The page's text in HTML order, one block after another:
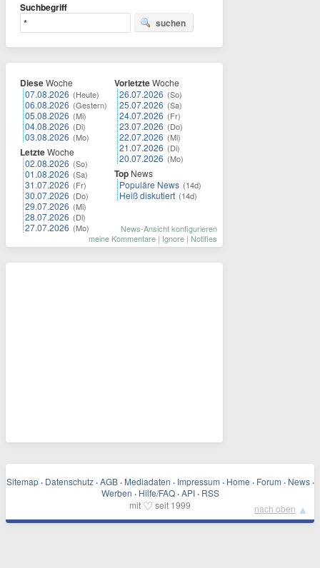
Suchbegriff
suchen
DieseWoche
07.08.2026 (Heute)
06.08.2026 (Gestern)
05.08.2026 (Mi)
04.08.2026 (Di)
03.08.2026 (Mo)
LetzteWoche
02.08.2026 (So)
01.08.2026 (Sa)
31.07.2026 (Fr)
30.07.2026 (Do)
29.07.2026 (Mi)
28.07.2026 (Di)
27.07.2026 (Mo)
VorletzteWoche
26.07.2026 (So)
25.07.2026 (Sa)
24.07.2026 (Fr)
23.07.2026 (Do)
22.07.2026 (Mi)
21.07.2026 (Di)
20.07.2026 (Mo)
Top News
Populäre News (14d)
Heiß diskutiert (14d)
News-Ansicht konfigurieren
meine Kommentare | Ignore | Notifies
Sitemap · Datenschutz · AGB · Mediadaten · Impressum · Home · Forum · News ·
Werben · Hilfe/FAQ · API · RSS
mit ♡ seit 1999 nach oben ▲